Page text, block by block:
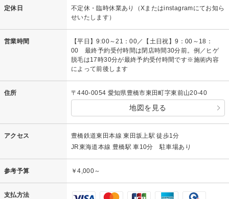
定休日
不定休・臨時休業あり（Xまたはinstagramにてお知ら
せいたします）
営業時間
【平日】9:00～21：00／【土日祝】9：00～18：
00 最終予約受付時間は閉店時間30分前。例／ヒゲ
脱毛は17時30分が最終予約受付時間です※施術内容
によって前後します
住所 〒440-0054 愛知県豊橋市東田町字東前山20-40
地図を見る
アクセス
豊橋鉄道東田本線 東田坂上駅 徒歩1分
JR東海道本線 豊橋駅 車10分 駐車場あり
参考予算 ￥4,000～
支払方法